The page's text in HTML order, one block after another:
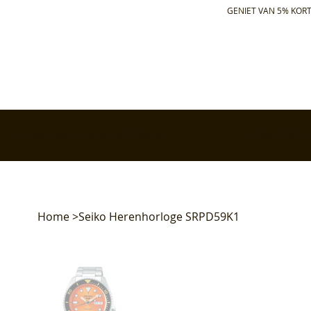
GENIET VAN 5%
Home>Seiko Herenhorloge SRPD59K1